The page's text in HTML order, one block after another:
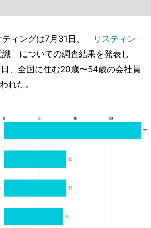
ィングは7月31日、「 リスティン
」についての調査結果を発表し
、全国に住む20歳〜54歳の会社員
れた。